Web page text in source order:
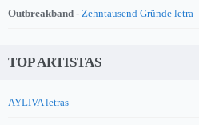
Outbreakband - Zehntausend Gründe letra
TOP ARTISTAS
AYLIVA letras